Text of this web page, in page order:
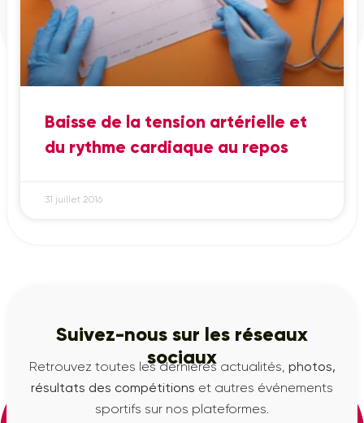
Baisse de la tension artérielle et
du rythme cardiaque au repos
31 juillet 2016
Suivez-nous sur les réseaux
sociaux
Retrouvez toutes les dernières actualités, photos,
résultats des compétitions et autres événements
sportifs sur nos plateformes.